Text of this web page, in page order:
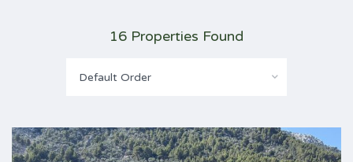
16 Properties Found
Default Order